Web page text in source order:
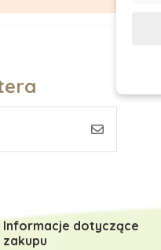
Informacje dotyczące
zakupu